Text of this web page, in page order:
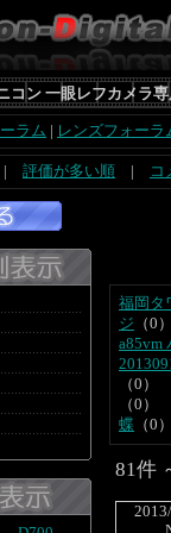
コン 一眼レフカメラ
ラム レンズフォーラ
評価が多い順 コ
福岡タ
ジ （0
a85vm
（0）
（0）
蝶 （0
81件
2013/